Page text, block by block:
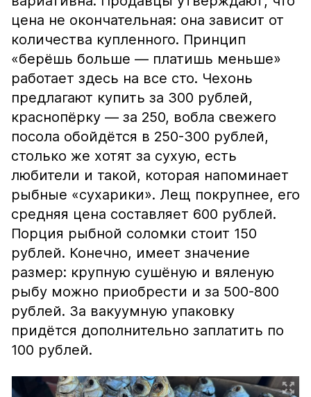
цена не окончательная: она зависит от
количества купленного. Принцип
«берёшь больше — платишь меньше»
работает здесь на все сто. Чехонь
предлагают купить за 300 рублей,
краснопёрку — за 250, вобла свежего
посола обойдётся в 250-300 рублей,
столько же хотят за сухую, есть
любители и такой, которая напоминает
рыбные «сухарики». Лещ покрупнее, его
средняя цена составляет 600 рублей.
Порция рыбной соломки стоит 150
рублей. Конечно, имеет значение
размер: крупную сушёную и вяленую
рыбу можно приобрести и за 500-800
рублей. За вакуумную упаковку
придётся дополнительно заплатить по
100 рублей.